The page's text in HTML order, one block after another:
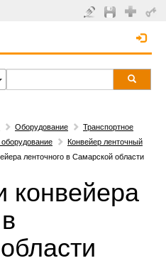
Оборудование
Транспортное
Конвейер ленточный
ленточного в Самарской области
конвейера